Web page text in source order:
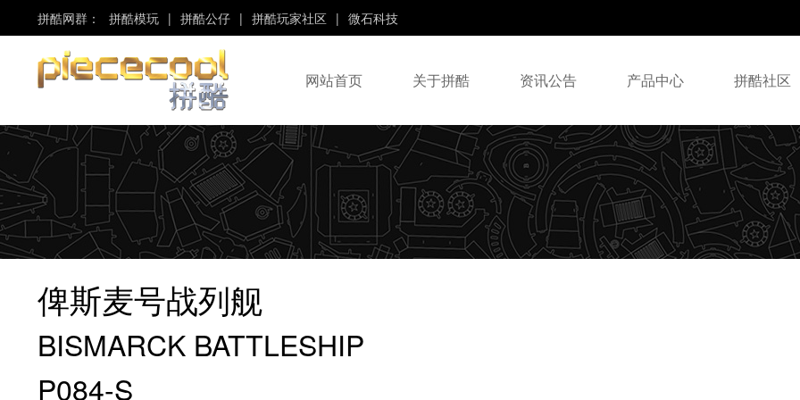
拼酷网群： 拼酷模玩 | 拼酷公仔 | 拼酷玩家社区 | 微石科技
“Piececool”、“拼酷”
是“微石科技”旗下品牌！
网站首页 关于拼酷 资讯公告 产品中心 拼酷社区
俾斯麦号战列舰
BISMARCK BATTLESHIP
P084-S